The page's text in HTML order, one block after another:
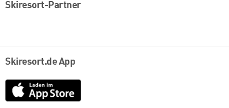
Skiresort-Partner
Skiresort.de App
App
Store